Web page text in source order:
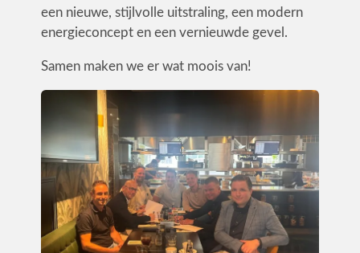
CONTACT
een nieuwe, stijlvolle uitstraling, een modern
energieconcept en een vernieuwde gevel.
Samen maken we er wat moois van!